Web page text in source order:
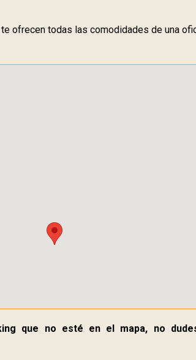
ofrecen todas las comodidades de una
que no esté en el mapa, no